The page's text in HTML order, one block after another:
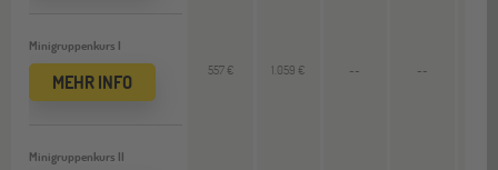
Minigruppenkurs I
MEHR INFO
Minigruppenkurs II
557 € 1.059 € -- --